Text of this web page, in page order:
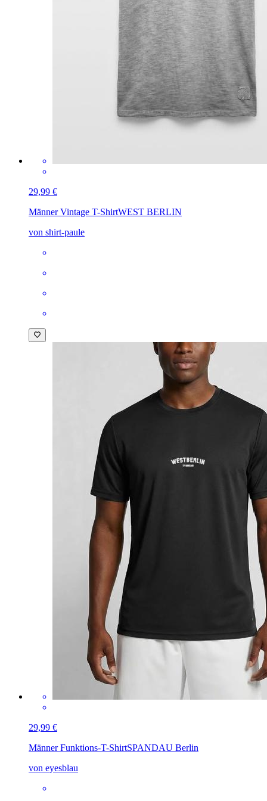
29,99 €
Männer Vintage T-ShirtWEST BERLIN
von shirt-paule
29,99 €
Männer Funktions-T-ShirtSPANDAU Berlin
von eyesblau